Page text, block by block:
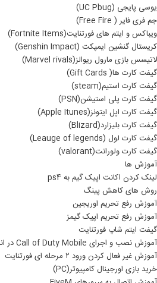
یوسی پایجی (UC Pbug)
جم فری فایر ( Free Fire)
ویباکس و ایتم های فورتنایت(Fortnite Items)
کریستال گنشین ایمپکت (Genshin Impact)
لاتیسس بازی مارول ریوالز(Marvel rivals)
گیفت کارت ها( Gift Cards)
گیفت کارت استیم(steam)
گیفت کارت پلی استیشن(PSN)
گیفت کارت اپل ایتونز(Apple Itunes)
گیفت کارت بلیزارد(Blizard)
گیفت کارت لول (Leauge of legends)
گیفت کارت ولورانت(valorant)
آموزش ها
لینک کردن اکانت اپیک گیم به ps4
روش های کاهش پینگ
آموزش رفع تحریم اوریجین
آموزش رفع تحریم اپیک گیمز
گیفت ایتم شاپ فورتنایت
آموزش نصب و اجرای Call of Duty Mobile در اندروید
آموزش غیر فعال کردن ورود ۲ مرحله ای فورتنایت
خرید بازی اورجینال کامپیوتر(PC)